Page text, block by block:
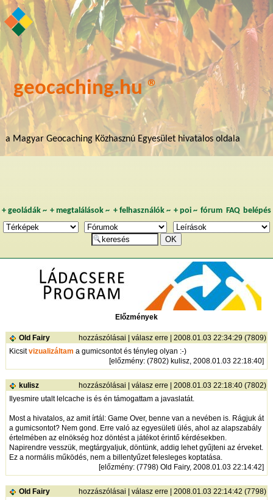
geocaching.hu ®
a Magyar Geocaching Közhasznú Egyesület hivatalos oldala
+ geoládák~ +megtalálások ~ + felhasználók~ + poi~ fórum FAQ belépés
Előzmények
Old Fairy hozzászólásai válasz erre | 2008.01.03 22:34:29 (7809)
Kicsitvizualizáltam a gumicsontot és tényleg olyan :-)
[előzmény: (7802) kulisz, 2008.01.03 22:18:40]
kulisz hozzászólásai válasz erre | 2008.01.03 22:18:40 (7802)
Ilyesmire utalt lelcache is és én támogattam a javaslatát.
Most a hivatalos, az amit írtál: Game Over, benne van a nevében is. Rágjuk át
a gumicsontot? Nem gond. Erre való az egyesületi ülés, ahol az alapszabály
értelmében az elnökség hoz döntést a játékot érintő kérdésekben.
Napirendre vesszük, megtárgyaljuk, döntünk, addig lehet gyűjteni az érveket.
Ez a normális működés, nem a billentyűzet felesleges koptatása.
[előzmény: (7798) Old Fairy, 2008.01.03 22:14:42]
Old Fairy hozzászólásai válasz erre | 2008.01.03 22:14:42 (7798)